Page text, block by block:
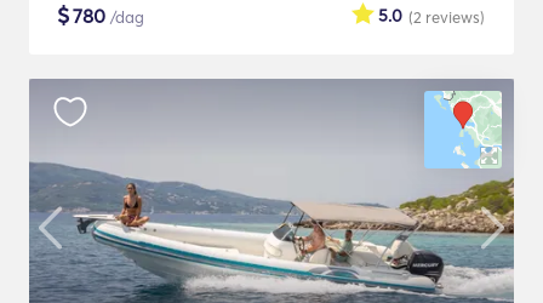
$780 /dag (2 reviews)
5.0